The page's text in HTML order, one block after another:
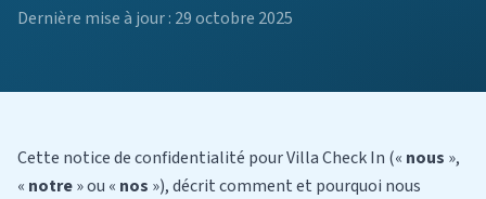
Dernière mise à jour : 29 octobre 2025
Cette notice de confidentialité pour Villa Check In (« nous »,
« notre» ou « nos »), décrit comment et pourquoi nous